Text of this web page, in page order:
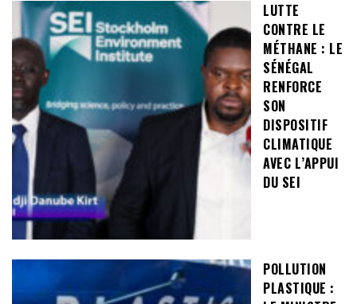
LUTTE
CONTRE LE
MÉTHANE : LE
SÉNÉGAL
RENFORCE
SON
DISPOSITIF
CLIMATIQUE
AVEC L’APPUI
DU SEI
POLLUTION
PLASTIQUE :